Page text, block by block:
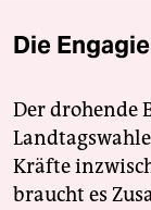
Die
Der drohende
Kräfte
braucht es